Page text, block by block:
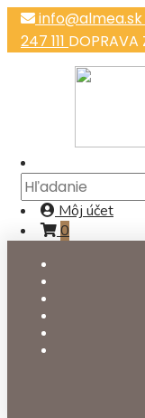
info@almea.sk
247 111
Môj účet
0